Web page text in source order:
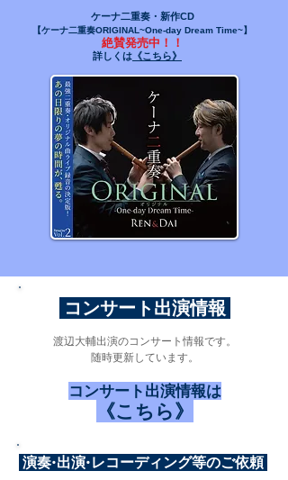
ケーナ二重奏・新作CD
【ケーナ二重奏ORIGINAL~One-day Dream Time~】
絶賛発売中！！
​詳しくは 《こちら》
コンサート出演情報
渡辺大輔出演のコンサート情報です。
随時更新しています。
コンサート出演情報は
《こちら》
演奏•出演•レコーディング等のご依頼